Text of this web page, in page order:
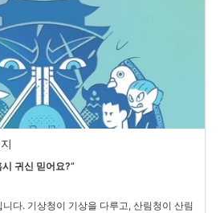
귀신 믿어요?”
다. 기상청이 기상을 다루고, 산림청이 산림